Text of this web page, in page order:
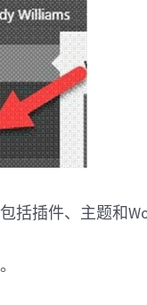
括插件、主题和